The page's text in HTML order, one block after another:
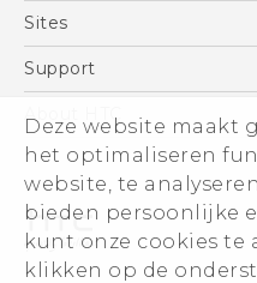
Deze website maakt
het optimaliseren
website, te
bieden persoonlijke
kunt onze cookies te
klikken op de
wettelijke
Deutsch -
behördliche
English -
English -
English - Safety
Telefoons
Vive
Accessoires
Sites
HTC Vive
Aan de slag
Support
Support voor
About HTC
ESG
Informatie over het
Voor beleggers (engels)
Cookie Preferences